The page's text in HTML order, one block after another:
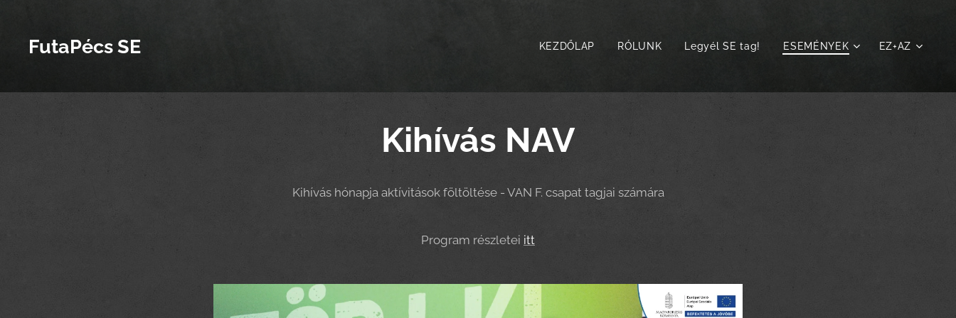
FutaPécs SE KEZDŐLAP RÓLUNK Legyél SE tag! ESEMÉNYEK EZ+AZ
Kihívás NAV
Kihívás hónapja aktívitások föltöltése - VAN F. csapat tagjai számára
Program részletei itt